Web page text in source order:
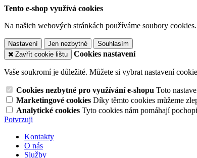
Tento e-shop využívá cookies
Na našich webových stránkách používáme soubory
Nastavení Jen nezbytné
Souhlasím
Zavřít cookie lištu
Cookies nastavení
Vaše soukromí je důležité. Můžete si vybrat nastavení
Cookies nezbytné pro využívání e-shopu Toto
Marketingové cookies Díky těmto cookies můžeme
Analytické cookies Tyto cookies nám pomáhají
Potvrzuji
Kontakty
O nás
Služby